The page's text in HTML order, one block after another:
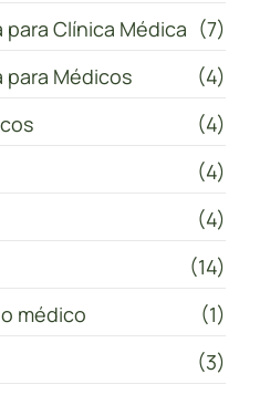
Clínica Médica (7)
para Médicos
(4)
(4)
(4)
(4)
(14)
médico
(1)
(3)